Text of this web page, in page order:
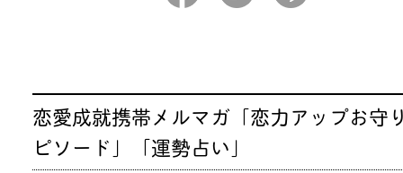
恋愛成就携帯メルマガ「恋力アップお守
ピソード」「運勢占い」